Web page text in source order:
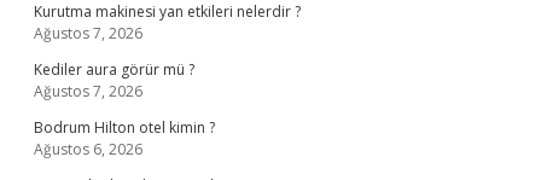
Kurutma makinesi yan etkileri nelerdir ?
Ağustos 7, 2026
Kediler aura görür mü ?
Ağustos 7, 2026
Bodrum Hilton otel kimin ?
Ağustos 6, 2026